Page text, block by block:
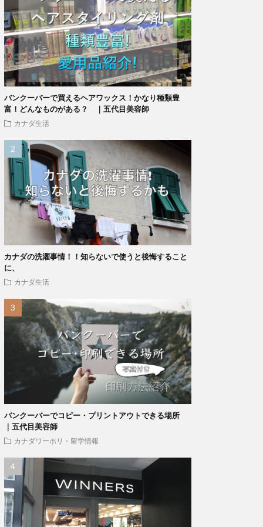
バンクーバーで買えるヘアワックス！かなり種類豊
富！どんなものがある？ ｜五代目美容師
カナダ生活
カナダの洗濯事情！！知らないで使うと後悔すること
に、
カナダ生活
バンクーバーでコピー・プリントアウトできる場所
｜五代目美容師
カナダワーホリ・留学情報